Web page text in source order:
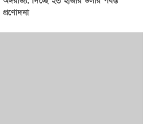
অভিজ্ঞতাই নয়, দীর্ঘমেয়াদি
প্রণোদনা